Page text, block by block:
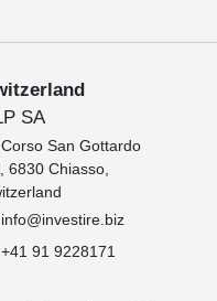
SA
Corso San Gottardo
6830 Chiasso,
info@investire.biz
+41 91 9228171